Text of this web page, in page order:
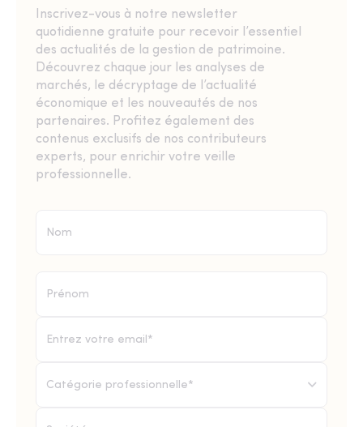
Inscrivez-vous à notre newsletter
quotidienne gratuite pour recevoir l’essentiel
des actualités de la gestion de patrimoine.
Découvrez chaque jour les analyses de
marchés, le décryptage de l’actualité
économique et les nouveautés de nos
partenaires. Profitez également des
contenus exclusifs de nos contributeurs
experts, pour enrichir votre veille
professionnelle.
Catégorie professionnelle*